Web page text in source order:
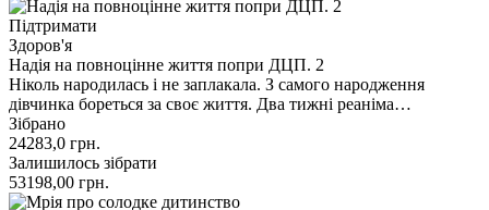
Підтримати
Здоров'я
Надія на повноцінне життя попри ДЦП. 2
Ніколь народилась і не заплакала. З самого народження
дівчинка бореться за своє життя. Два тижні реаніма…
Зібрано
24283,0 грн.
Залишилось зібрати
53198,00 грн.